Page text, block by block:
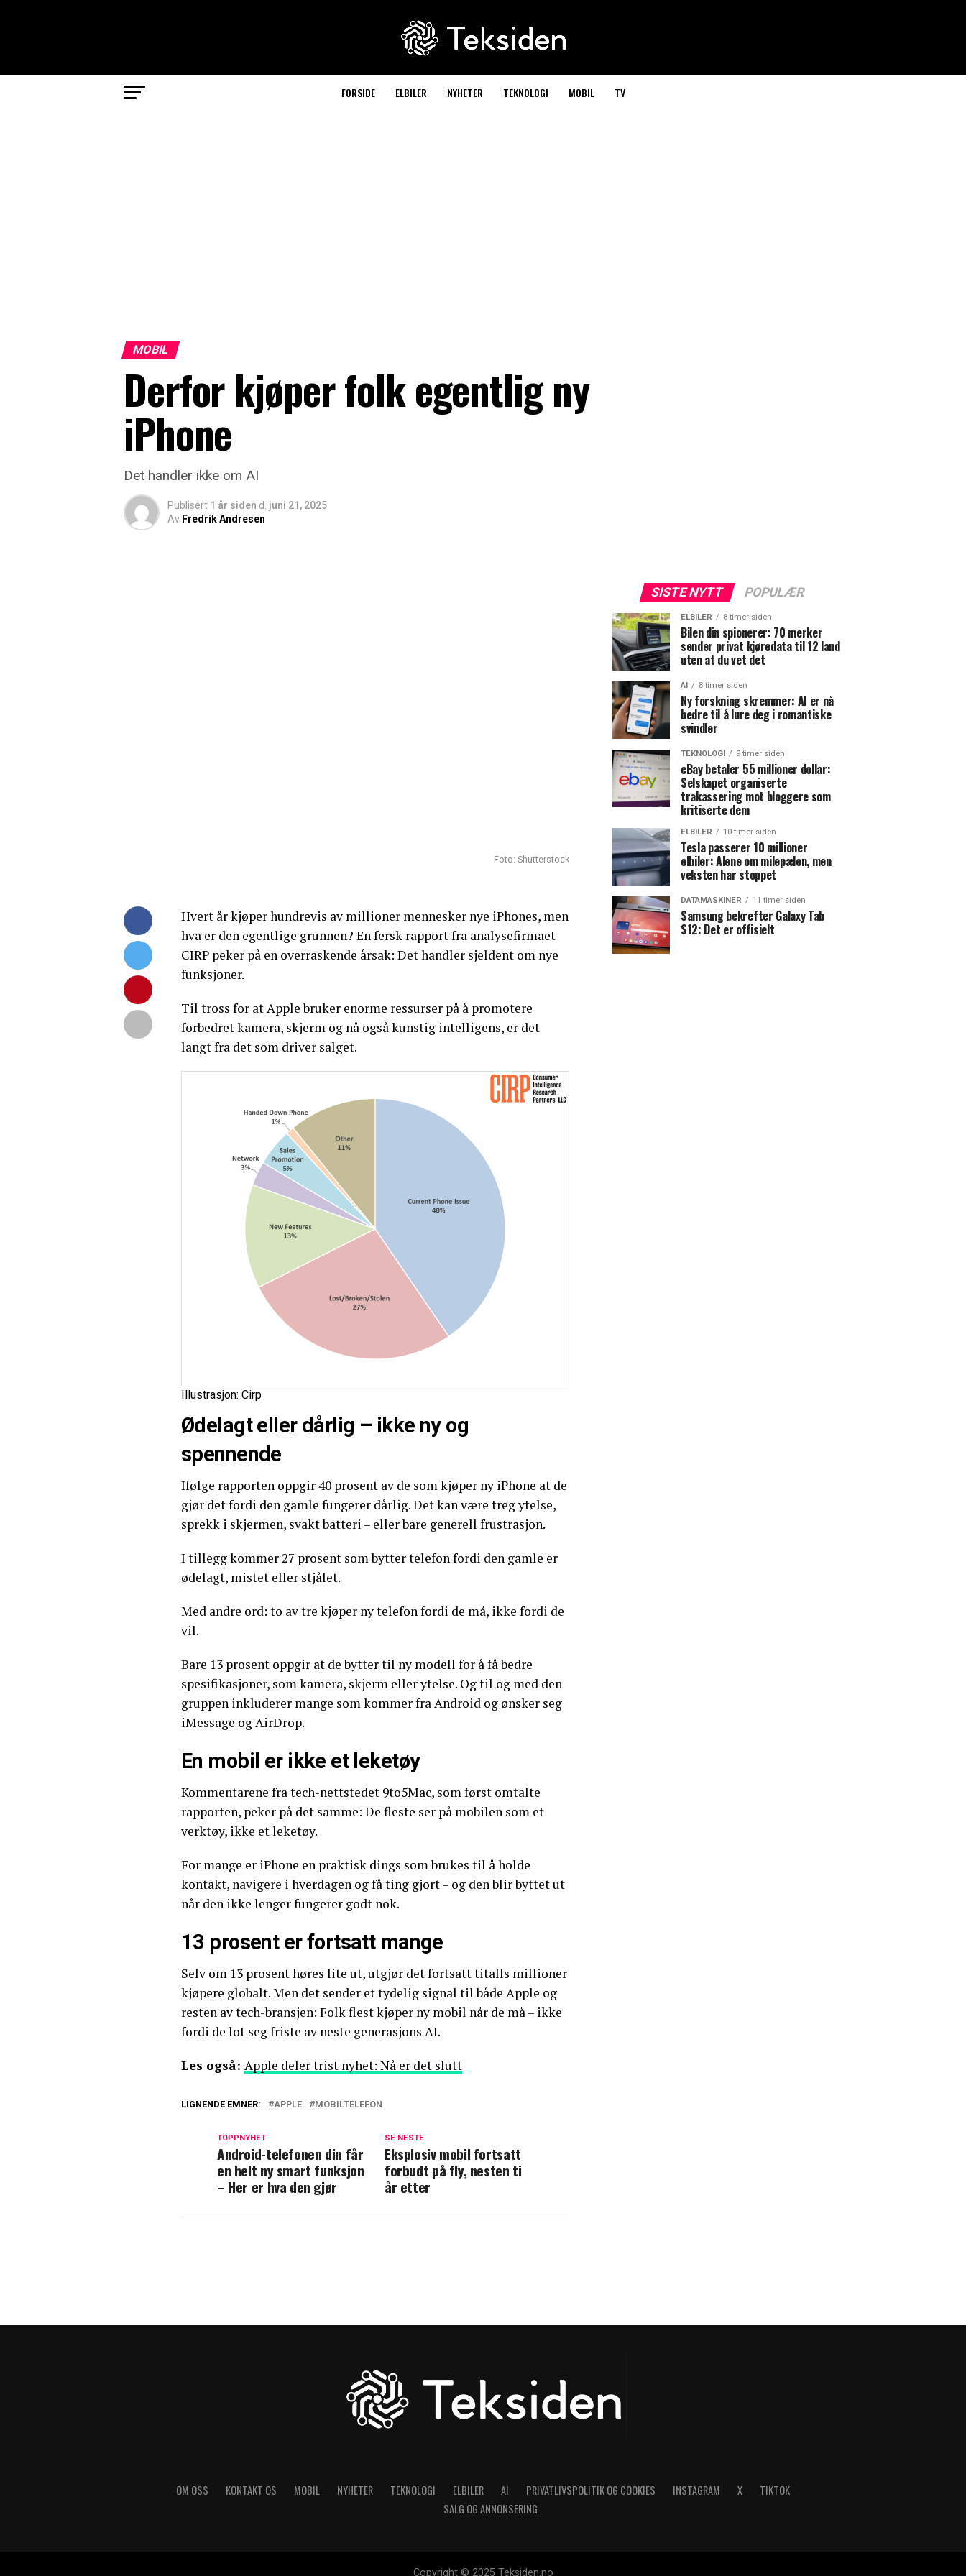
FORSIDE ELBILER NYHETER TEKNOLOGI MOBIL TV
MOBIL
Derfor kjøper folk egentlig ny
iPhone
Det handler ikke om AI
Publisert 1 år siden d. juni 21, 2025
Av Fredrik Andresen
Foto: Shutterstock
Hvert år kjøper hundrevis av millioner mennesker nye iPhones, men
hva er den egentlige grunnen? En fersk rapport fra analysefirmaet
CIRP peker på en overraskende årsak: Det handler sjeldent om nye
funksjoner.
Til tross for at Apple bruker enorme ressurser på å promotere
forbedret kamera, skjerm og nå også kunstig intelligens, er det
langt fra det som driver salget.
Illustrasjon: Cirp
Ødelagt eller dårlig – ikke ny og
spennende
Ifølge rapporten oppgir 40 prosent av de som kjøper ny iPhone at de
gjør det fordi den gamle fungerer dårlig. Det kan være treg ytelse,
sprekk i skjermen, svakt batteri – eller bare generell frustrasjon.
I tillegg kommer 27 prosent som bytter telefon fordi den gamle er
ødelagt, mistet eller stjålet.
Med andre ord: to av tre kjøper ny telefon fordi de må, ikke fordi de
vil.
Bare 13 prosent oppgir at de bytter til ny modell for å få bedre
spesifikasjoner, som kamera, skjerm eller ytelse. Og til og med den
gruppen inkluderer mange som kommer fra Android og ønsker seg
iMessage og AirDrop.
En mobil er ikke et leketøy
Kommentarene fra tech-nettstedet 9to5Mac, som først omtalte
rapporten, peker på det samme: De fleste ser på mobilen som et
verktøy, ikke et leketøy.
For mange er iPhone en praktisk dings som brukes til å holde
kontakt, navigere i hverdagen og få ting gjort – og den blir byttet ut
når den ikke lenger fungerer godt nok.
13 prosent er fortsatt mange
Selv om 13 prosent høres lite ut, utgjør det fortsatt titalls millioner
kjøpere globalt. Men det sender et tydelig signal til både Apple og
resten av tech-bransjen: Folk flest kjøper ny mobil når de må – ikke
fordi de lot seg friste av neste generasjons AI.
Les også: Apple deler trist nyhet: Nå er det slutt
LIGNENDE EMNER: APPLE MOBILTELEFON
SE NESTE
Eksplosiv mobil fortsatt
forbudt på fly, nesten ti
år etter
TOPPNYHET
Android-telefonen din får
en helt ny smart funksjon
– Her er hva den gjør
SISTE NYTT POPULÆR
ELBILER 8 timer siden
Bilen din spionerer: 70 merker
sender privat kjøredata til 12 land
uten at du vet det
AI 8 timer siden
Ny forskning skremmer: AI er nå
bedre til å lure deg i romantiske
svindler
TEKNOLOGI 9 timer siden
eBay betaler 55 millioner dollar:
Selskapet organiserte
trakassering mot bloggere som
kritiserte dem
ELBILER 10 timer siden
Tesla passerer 10 millioner
elbiler: Alene om milepælen, men
veksten har stoppet
DATAMASKINER 11 timer siden
Samsung bekrefter Galaxy Tab
S12: Det er offisielt
OM OSS KONTAKT OS MOBIL NYHETER TEKNOLOGI ELBILER AI PRIVATLIVSPOLITIK OG COOKIES INSTAGRAM X
TIKTOK
SALG OG ANNONSERING
Copyright © 2025 Teksiden.no